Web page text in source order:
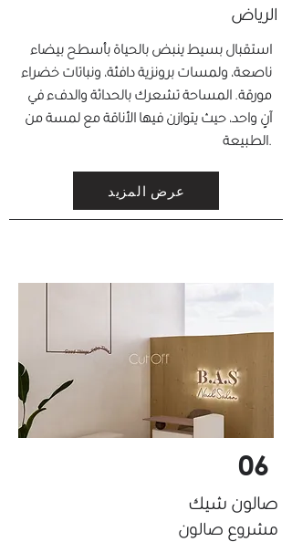
الرياض
استقبال بسيط ينبض بالحياة بأسطح بيضاء
ناصعة، ولمسات برونزية دافئة، ونباتات خضراء
مورقة. المساحة تشعرك بالحداثة والدفء في
آنٍ واحد، حيث يتوازن فيها الأناقة مع لمسة من
الطبيعة.
عرض المزيد
06
صالون شيك
مشروع صالون